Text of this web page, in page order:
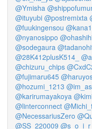
@Ymisha
@ituyubi @postremixta
@fuukingensou
@nyanosippo
@sodegaura
@28K412plusK514_
@chizuru_chips
@fujimaru645
@hozumi_1213
@karirumayakoya
@linterconnect
@NecessariusZero
@SS_220009